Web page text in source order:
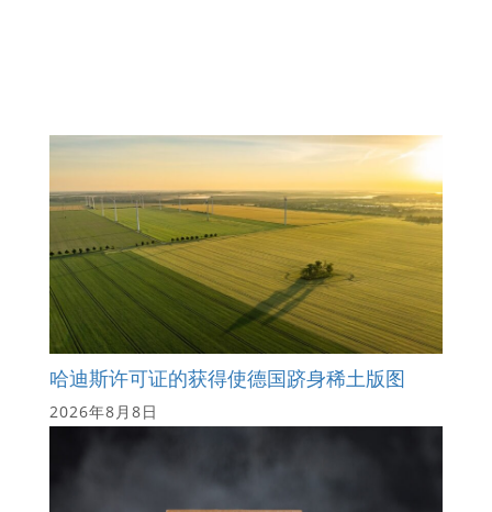
哈迪斯许可证的获得使德国跻身稀土版图
2026年8月8日